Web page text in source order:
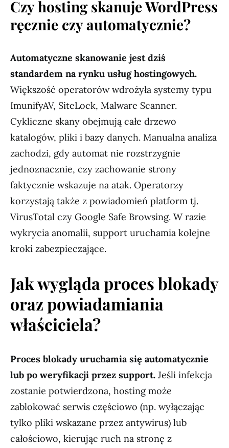
Czy hosting skanuje WordPress
ręcznie czy automatycznie?
Automatyczne skanowanie jest dziś
standardem na rynku usług hostingowych.
Większość operatorów wdrożyła systemy typu
ImunifyAV, SiteLock, Malware Scanner.
Cykliczne skany obejmują całe drzewo
katalogów, pliki i bazy danych. Manualna analiza
zachodzi, gdy automat nie rozstrzygnie
jednoznacznie, czy zachowanie strony
faktycznie wskazuje na atak. Operatorzy
korzystają także z powiadomień platform tj.
VirusTotal czy Google Safe Browsing. W razie
wykrycia anomalii, support uruchamia kolejne
kroki zabezpieczające.
Jak wygląda proces blokady
oraz powiadamiania
właściciela?
Proces blokady uruchamia się automatycznie
lub po weryfikacji przez support. Jeśli infekcja
zostanie potwierdzona, hosting może
zablokować serwis częściowo (np. wyłączając
tylko pliki wskazane przez antywirus) lub
całościowo, kierując ruch na stronę z